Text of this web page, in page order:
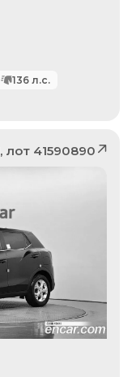
136 л.с.
, лот 41590890